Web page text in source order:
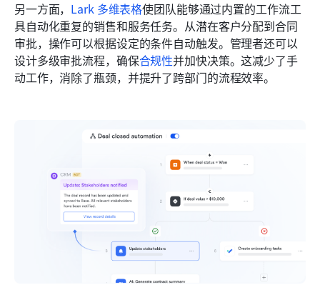
另一方面， Lark 多维表格使团队能够通过内置的工作流工
具自动化重复的销售和服务任务。从潜在客户分配到合同
审批，操作可以根据设定的条件自动触发。管理者还可以
设计多级审批流程，确保合规性并加快决策。这减少了手
动工作，消除了瓶颈，并提升了跨部门的流程效率。